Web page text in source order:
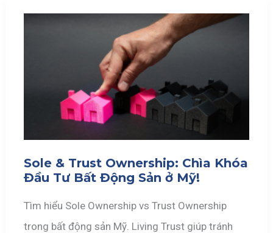
Sole & Trust Ownership: Chìa Khóa
Đầu Tư Bất Động Sản ở Mỹ!
Tìm hiểu Sole Ownership vs Trust Ownership
trong bất động sản Mỹ. Living Trust giúp tránh